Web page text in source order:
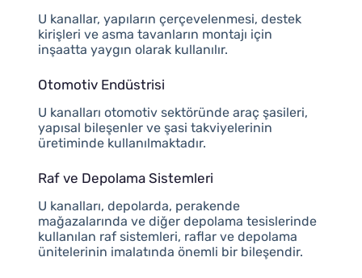
U kanallar, yapıların çerçevelenmesi, destek
kirişleri ve asma tavanların montajı için
inşaatta yaygın olarak kullanılır.
Otomotiv Endüstrisi
U kanalları otomotiv sektöründe araç şasileri,
yapısal bileşenler ve şasi takviyelerinin
üretiminde kullanılmaktadır.
Raf ve Depolama Sistemleri
U kanalları, depolarda, perakende
mağazalarında ve diğer depolama tesislerinde
kullanılan raf sistemleri, raflar ve depolama
ünitelerinin imalatında önemli bir bileşendir.